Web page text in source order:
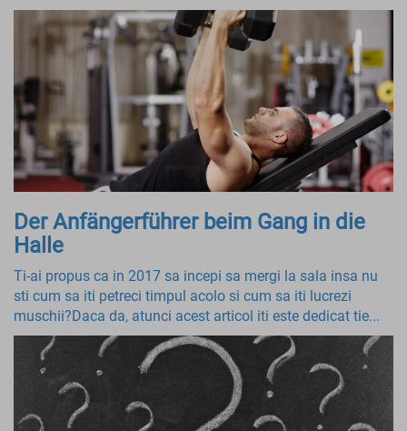
Der Anfängerführer beim Gang in die
Halle
Ti-ai propus ca in 2017 sa incepi sa mergi la sala insa nu
sti cum sa iti petreci timpul acolo si cum sa iti lucrezi
muschii?Daca da, atunci acest articol iti este dedicat tie...